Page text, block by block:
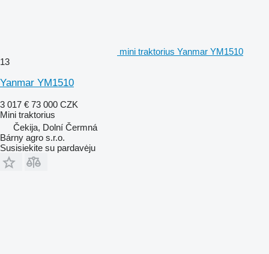
mini traktorius Yanmar YM1510
13
Yanmar YM1510
3 017 € 73 000 CZK
Mini traktorius
Čekija, Dolní Čermná
Bárny agro s.r.o.
Susisiekite su pardavėju